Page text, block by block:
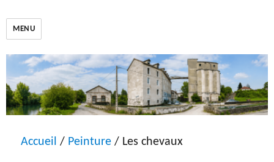
MENU
Accueil / Peinture / Les chevaux